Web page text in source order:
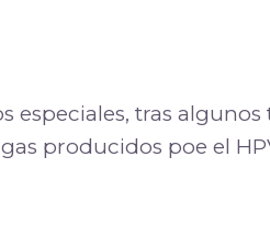
especiales, tras
producidos poe el